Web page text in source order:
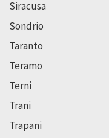
Siracusa
Sondrio
Taranto
Teramo
Terni
Trani
Trapani